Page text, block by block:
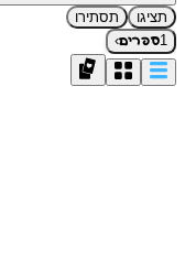
תציגו
תסתירו
1ספרים›